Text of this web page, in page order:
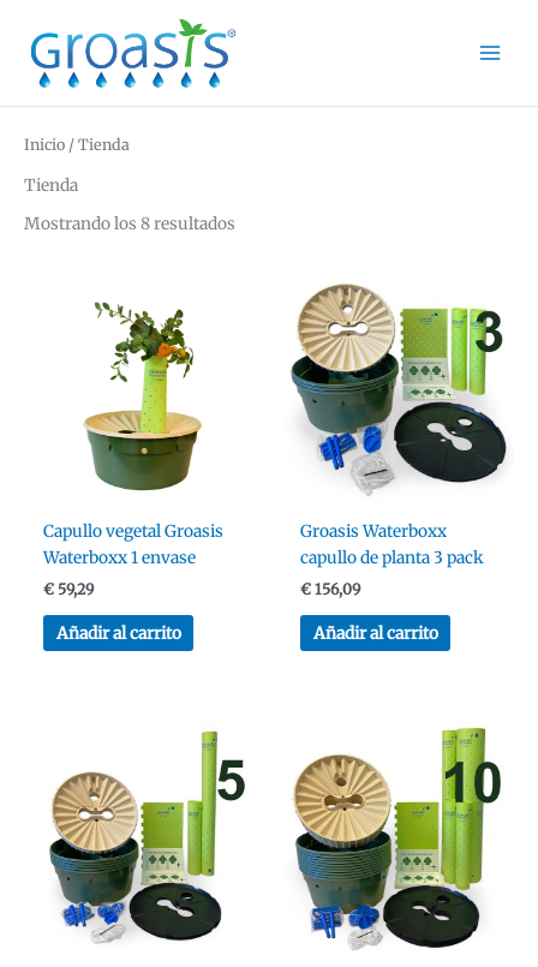
contenido
Inicio / Tienda
Tienda
Mostrando los 8 resultados
Capullo vegetal Groasis
Waterboxx 1 envase
€ 59,29
Añadir al carrito
Groasis Waterboxx
capullo de planta 3 pack
€ 156,09
Añadir al carrito